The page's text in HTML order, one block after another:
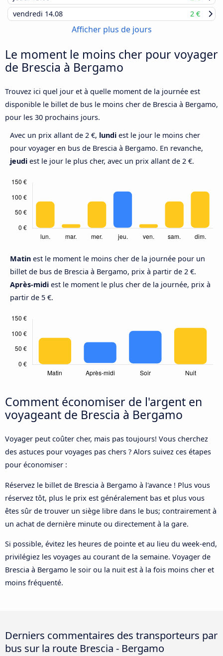
vendredi 14.08 2 €
Afficher plus de jours
Le moment le moins cher pour voyager
de Brescia à Bergamo
Trouvez ici quel jour et à quelle moment de la journée est
disponible le billet de bus le moins cher de Brescia à Bergamo,
pour les 30 prochains jours.
Avec un prix allant de 2 €, lundi est le jour le moins cher
pour voyager en bus de Brescia à Bergamo. En revanche,
jeudi est le jour le plus cher, avec un prix allant de 2 €.
Matin est le moment le moins cher de la journée pour un
billet de bus de Brescia à Bergamo, prix à partir de 2 €.
Après-midi est le moment le plus cher de la journée, prix à
partir de 5 €.
Comment économiser de l'argent en
voyageant de Brescia à Bergamo
Voyager peut coûter cher, mais pas toujours! Vous cherchez
des astuces pour voyages pas chers ? Alors suivez ces étapes
pour économiser :
Réservez le billet de Brescia à Bergamo à l'avance ! Plus vous
réservez tôt, plus le prix est généralement bas et plus vous
êtes sûr de trouver un siège libre dans le bus; contrairement à
un achat de dernière minute ou directement à la gare.
Si possible, évitez les heures de pointe et au lieu du week-end,
privilégiez les voyages au courant de la semaine. Voyager de
Brescia à Bergamo le soir ou la nuit est à la fois moins cher et
moins fréquenté.
Derniers commentaires des transporteurs par
bus sur la route Brescia - Bergamo